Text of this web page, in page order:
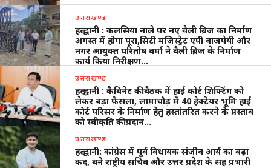
उत्तराखण्ड
हल्द्वानी : कलसिया नाले पर नए वैली ब्रिज का निर्माण
अगस्त में होगा पूरा,सिटी मजिस्ट्रेट एपी वाजपेयी और
नगर आयुक्त परितोष वर्मा ने वैली ब्रिज के निर्माण
कार्य किया निरीक्षण…
उत्तराखण्ड
हल्द्वानी : कैबिनेट की बैठक में हाई कोर्ट शिफ्टिंग को
लेकर बड़ा फैसला, लामाचौड़ में 40 हेक्टेयर भूमि हाई
कोर्ट परिसर के निर्माण हेतु हस्तांतरित करने के प्रस्ताव
को स्वीकृति की प्रदान…
उत्तराखण्ड
हल्द्वानी: कांग्रेस में पूर्व विधायक संजीव आर्य का बढ़ा
कद, बने राष्ट्रीय सचिव और उत्तर प्रदेश के सह प्रभारी